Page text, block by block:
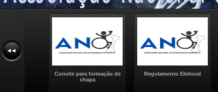
Convite para formação de
chapa
Regulamento Eleitoral